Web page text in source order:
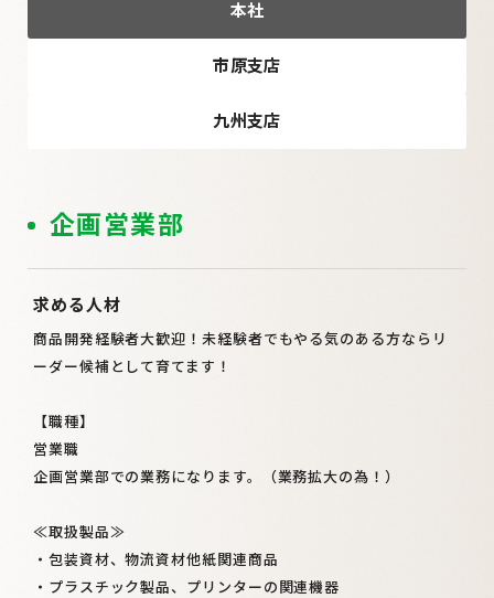
本社
市原支店
九州支店
企画営業部
求める人材
商品開発経験者大歓迎！未経験者でもやる気のある方ならリ
ーダー候補として育てます！
【職種】
営業職
企画営業部での業務になります。（業務拡大の為！）
≪取扱製品≫
・包装資材、物流資材他紙関連商品
・プラスチック製品、プリンターの関連機器